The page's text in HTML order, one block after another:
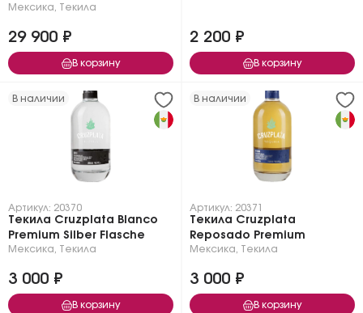
Мексика Текила
29 900 ₽
В корзину
2 200 ₽
В корзину
В наличии
Артикул: 20370
Текила Cruzplata Blanco
Premium Silber Flasche
Мексика Текила
3 000 ₽
В корзину
В наличии
Артикул: 20371
Текила Cruzplata
Reposado Premium
Мексика Текила
3 000 ₽
В корзину